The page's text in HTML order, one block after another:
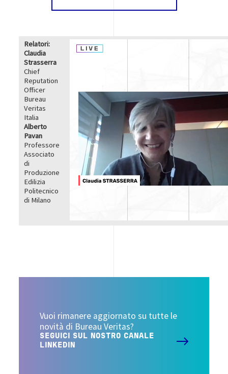
Relatori:
Claudia
Strasserra
Chief
Reputation
Officer
Bureau
Veritas
Italia
Alberto
Pavan
Professore
Associato
di
Produzione
Edilizia
Politecnico
di Milano
Image
Vuoi rimanere aggiornato su tutte le
novità di Bureau Veritas?
SEGUICI SUL NOSTRO CANALE
LINKEDIN